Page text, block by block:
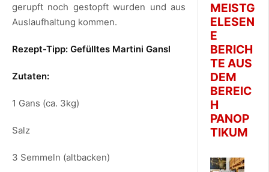
gerupft noch gestopft wurden und aus
Auslaufhaltung kommen.
Rezept-Tipp: Gefülltes Martini Gansl
Zutaten:
1 Gans (ca. 3kg)
Salz
3 Semmeln (altbacken)
MEISTG
ELESEN
E
BERICH
TE AUS
DEM
BEREIC
H
PANOP
TIKUM